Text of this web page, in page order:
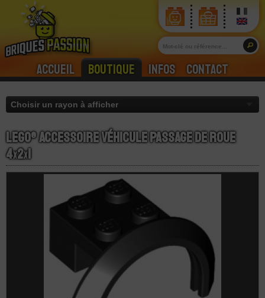
Accueil Boutique Infos Contact
LEGO® Accessoire Véhicule Passage de Roue
4x2x1